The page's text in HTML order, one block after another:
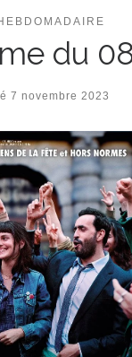
du
7 novembre 2023